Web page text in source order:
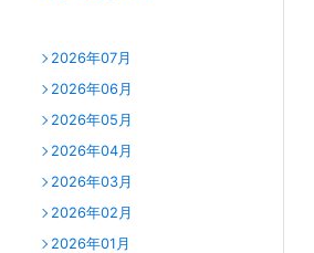
2026年07月
2026年06月
2026年05月
2026年04月
2026年03月
2026年02月
2026年01月